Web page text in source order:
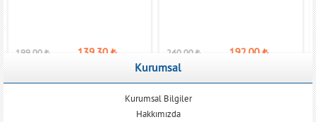
199,00₺ 139,30₺ 240,00₺ 192,00₺
Kurumsal
Kurumsal Bilgiler
Hakkımızda